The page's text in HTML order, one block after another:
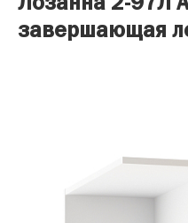
завершающая